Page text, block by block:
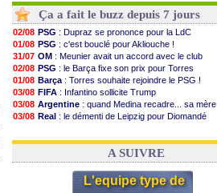
Ça a fait le buzz depuis 7 jours
02/08 PSG : Dupraz se prononce pour la LdC
01/08 PSG : c'est bouclé pour Akliouche !
31/07 OM : Meunier avait un accord avec le club
02/08 PSG : le Barça fixe son prix pour Torres
01/08 Barça : Torres souhaite rejoindre le PSG !
03/08 FIFA : Infantino sollicite Trump
03/08 Argentine : quand Medina recadre... sa mère
03/08 Real : le démenti de Leipzig pour Diomandé
31/07 FIFA: le conseiller d'Infantino démissionne !
A SUIVRE
L'equipe type de